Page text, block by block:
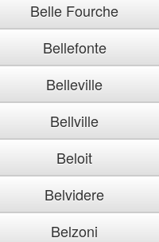
Belle Fourche
Bellefonte
Belleville
Bellville
Beloit
Belvidere
Belzoni